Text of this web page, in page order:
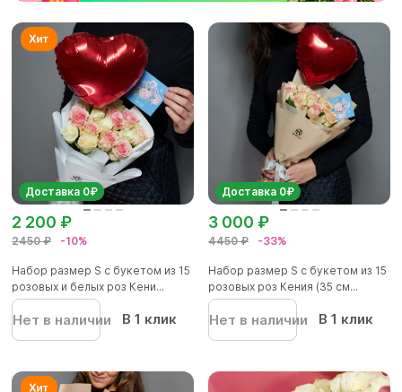
Доставка 0₽
2450 ₽ -10%
2 200 ₽
Набор размер S с букетом из 15
розовых и белых роз Кени...
Нет в наличии В 1 клик
Доставка 0₽
4450 ₽ -33%
3 000 ₽
Набор размер S с букетом из 15
розовых роз Кения (35 см...
Нет в наличии В 1 клик